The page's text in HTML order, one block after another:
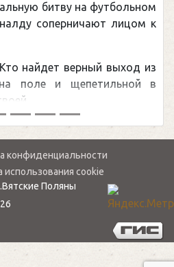
битву на футбольном
соперничают лицом к
найдет верный выход из
поле и щепетильной в
...
конфиденциальности
использования cookie
Поляны